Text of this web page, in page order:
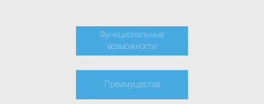
Функциональные
возможности
Преимущества